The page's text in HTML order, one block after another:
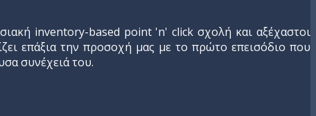
inventory-based point 'n' click σχολή και αξέχαστοι
επάξια την προσοχή μας με το πρώτο επεισόδιο που
συνέχειά του.